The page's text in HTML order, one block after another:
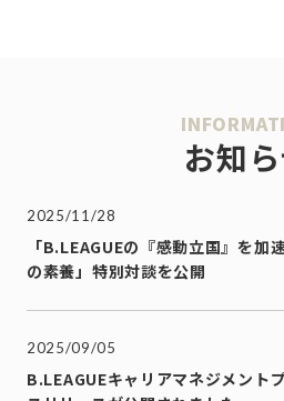
お知
2025/11/28
「B.LEAGUEの『感動立国』を加
の素養」特別対談を公開
2025/09/05
B.LEAGUEキャリアマネジメント